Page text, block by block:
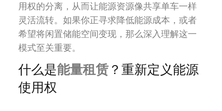
用权的分离，从而让能源资源像共享单车一样
灵活流转。如果你正寻求降低能源成本，或者
希望将闲置储能空间变现，那么深入理解这一
模式至关重要。
什么是能量租赁 ？重新定义能源
使用权